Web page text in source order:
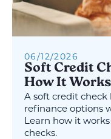
06/12/2026
Soft Credit
How It Works
A soft credit check
refinance options
Learn how it
checks.